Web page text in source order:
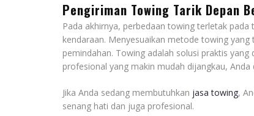
Pengiriman Towing Tarik Depan
Pada akhirnya, perbedaan towing terletak
kendaraan. Menyesuaikan metode towing
pemindahan. Towing adalah solusi praktis
profesional yang makin mudah dijangkau,
Jika Anda sedang membutuhkan jasa towing,
senang hati dan juga profesional.